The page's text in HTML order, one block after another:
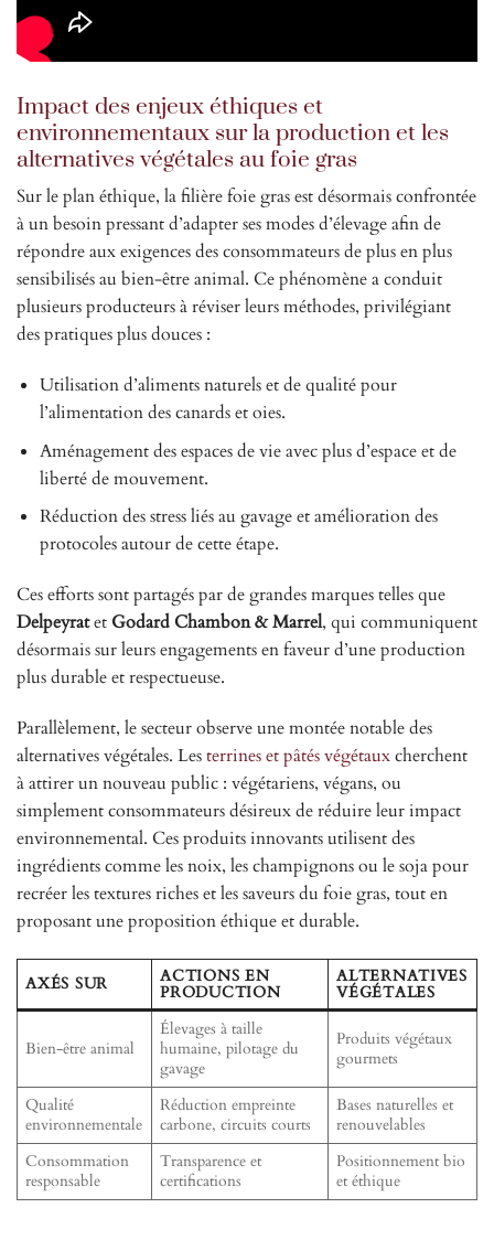
Impact des enjeux éthiques et
environnementaux sur la production et les
alternatives végétales au foie gras
Sur le plan éthique, la filière foie gras est désormais confrontée
à un besoin pressant d’adapter ses modes d’élevage afin de
répondre aux exigences des consommateurs de plus en plus
sensibilisés au bien-être animal. Ce phénomène a conduit
plusieurs producteurs à réviser leurs méthodes, privilégiant
des pratiques plus douces :
Utilisation d’aliments naturels et de qualité pour
l’alimentation des canards et oies.
Aménagement des espaces de vie avec plus d’espace et de
liberté de mouvement.
Réduction des stress liés au gavage et amélioration des
protocoles autour de cette étape.
Ces efforts sont partagés par de grandes marques telles que
Delpeyratet Godard Chambon & Marrel, qui communiquent
désormais sur leurs engagements en faveur d’une production
plus durable et respectueuse.
Parallèlement, le secteur observe une montée notable des
alternatives végétales. Lesterrines et pâtés végétauxcherchent
à attirer un nouveau public : végétariens, végans, ou
simplement consommateurs désireux de réduire leur impact
environnemental. Ces produits innovants utilisent des
ingrédients comme les noix, les champignons ou le soja pour
recréer les textures riches et les saveurs du foie gras, tout en
proposant une proposition éthique et durable.
AXÉS SUR ACTIONS EN
PRODUCTION
ALTERNATIVES
VÉGÉTALES
Bien-être animal
Élevages à taille
humaine, pilotage du
gavage
Produits végétaux
gourmets
Qualité
environnementale
Réduction empreinte
carbone, circuits courts
Bases naturelles et
renouvelables
Consommation
responsable
Transparence et
certifications
Positionnement bio
et éthique